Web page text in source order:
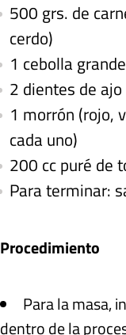
500 grs. de
cerdo)
1 cebolla grande
2 dientes de
1 morrón (rojo,
cada uno)
200 cc puré de
Para terminar:
Procedimiento
Para la masa,
dentro de la